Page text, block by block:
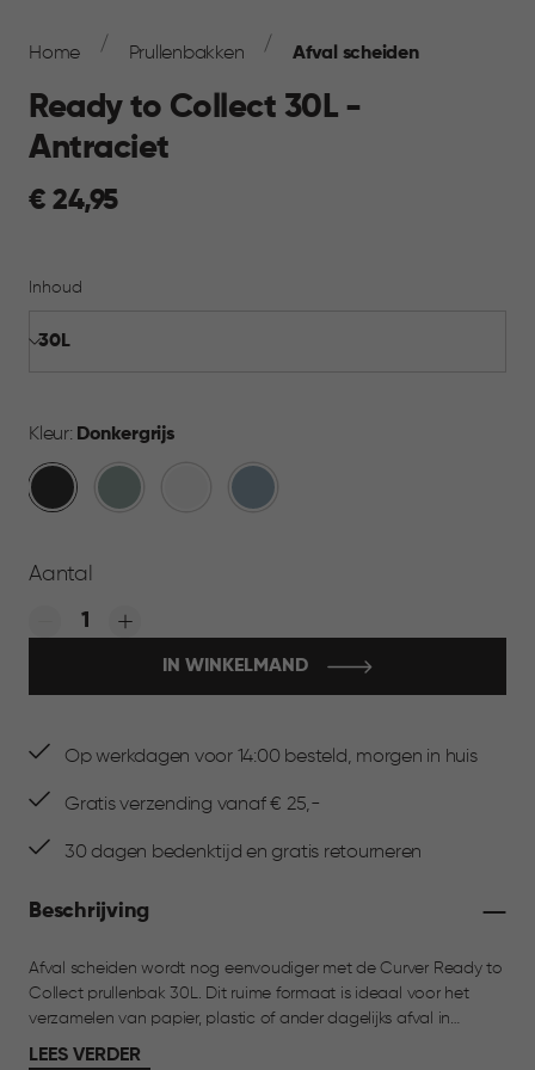
Navigation
Home Prullenbakken Afval scheiden
Ready to Collect 30L -
Antraciet
€
€ 24,95
Inhoud
Kleur: Donkergrijs
DonkergrijsGroen Blauw
Aantal
Quantity:
IN WINKELMAND
Op werkdagen voor 14:00 besteld, morgen in huis
Gratis verzending vanaf € 25,-
30 dagen bedenktijd en gratis retourneren
Beschrijving
Afval scheiden wordt nog eenvoudiger met de Curver Ready to
Collect prullenbak 30L. Dit ruime formaat is ideaal voor het
verzamelen van papier, plastic of ander dagelijks afval in
keuken, bijkeuken of garage. Het frisse, moderne design past
LEES VERDER